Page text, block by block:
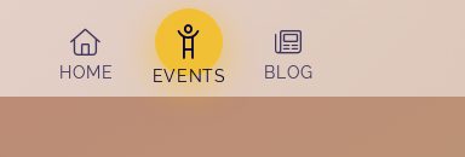
HOME
EVENTS BLOG